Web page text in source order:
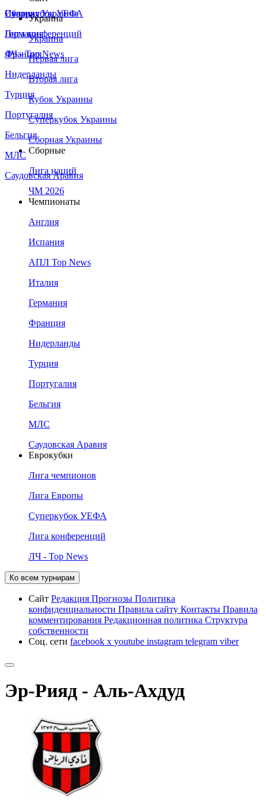
Сборная Украины
Италия
Германия
Франция
Нидерланды
Турция
Португалия
Бельгия
МЛС
Саудовская Аравия
Суперкубок УЕФА
Лига конференций
ЛЧ - Top News
Украина
Украина
Первая лига
Вторая лига
Кубок Украины
Суперкубок Украины
Сборная Украины
Сборные
Лига наций
ЧМ 2026
Чемпионаты
Англия
Испания
АПЛ Top News
Италия
Германия
Франция
Нидерланды
Турция
Португалия
Бельгия
МЛС
Саудовская Аравия
Еврокубки
Лига чемпионов
Лига Европы
Суперкубок УЕФА
Лига конференций
ЛЧ - Top News
Ко всем турнирам
Сайт Редакция Прогнозы Политика
конфиденциальности Правила сайту Контакты Правила
комментирования Редакционная политика Структура
собственности
Соц. сети facebook x youtube instagram telegram viber
Эр-Рияд - Аль-Ахдуд